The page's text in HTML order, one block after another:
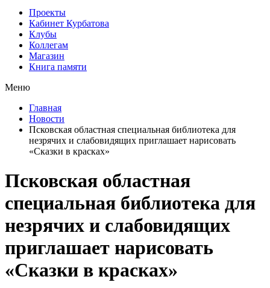
Проекты
Кабинет Курбатова
Клубы
Коллегам
Магазин
Книга памяти
Меню
Главная
Новости
Псковская областная специальная библиотека для
незрячих и слабовидящих приглашает нарисовать
«Сказки в красках»
Псковская областная
специальная библиотека для
незрячих и слабовидящих
приглашает нарисовать
«Сказки в красках»